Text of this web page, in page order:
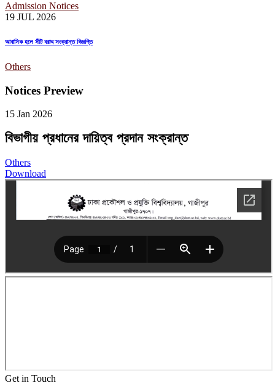
Admission Notices
19 JUL 2026
আবাসিক হলে সীট বরাদ্দ সংক্রান্ত বিজ্ঞপ্তি
Others
Notices Preview
15 Jan 2026
বিভাগীয় প্রধানের দায়িত্ব প্রদান সংক্রান্ত
Others
Download
Get in Touch